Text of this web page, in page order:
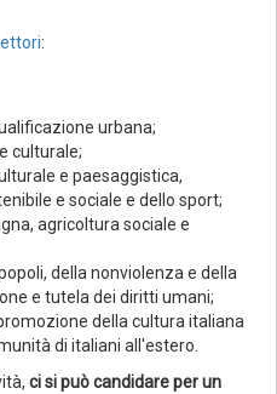
:
urbana;
culturale;
e paesaggistica,
e sociale e dello sport;
agricoltura sociale e
della nonviolenza e della
e tutela dei diritti umani;
della cultura italiana
di italiani all'estero.
ci si può candidare per un